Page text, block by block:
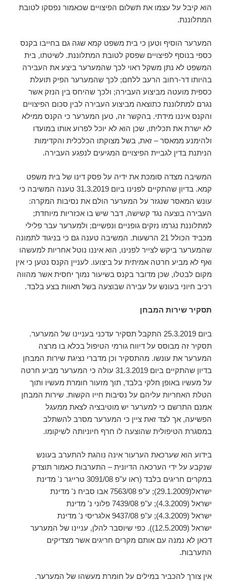
הוא קיבל על עצמו את תשלום הפיצויים שכאמור נפסקו לטובת
המתלוננת.
המערער הוסיף וטען כי בית משפט קמא שגה גם בחייבו בקנס
כספי בנוסף לפיצויים שפסק לטובת המתלוננת. לשיטתו, בית
המשפט לא נתן משקל ראוי לכך שהמערער ביצע את העבירה
בהיותו דר-רחוב הרעב ללחם; לכך שהמערער הפיק תועלת
כספית מועטה מביצוע העבירה; ולכך שהיחס בין הנזק אשר
נגרם למתלוננת כתוצאה מביצוע העבירה לבין סכום הפיצויים
והקנס איננו מידתי. בהקשר זה, טען המערער כי הקנס ממילא
לא ישרת את תכליתו, שכן הוא לא יוכל לפרוע אותו במועדו
ולהימנע ממאסר – זאת, בשל מצוקתו הכלכלית והקדימות
הניתנת בדין לגביית הפיצויים המגיעים לנפגע העבירה.
המשיבה מצדה סומכת את ידיה על פסק דינו של בית משפט
קמא. בדיון שהתקיים לפנינו ביום 31.3.2019 טענה המשיבה כי
עונש המאסר שנגזר על המערער הולם את נסיבות המקרה:
העבירה בוצעה נגד קשישה, דבר שיש בו אכזריות מיוחדת;
למתלוננת נגרמו נזקים גופניים ונפשיים; ולמערער עבר פלילי
מכביד הכולל 21 הרשעות. המשיבה טענה גם כי בניגוד לתמונה
שהמערער ביקש לצייר לפנינו, הוא איננו נוטל אחריות למעשהו
ואף לא מביע חרטה אמיתית על ביצועו. לעניין הקנס נטען כי אין
מקום לבטלו, שכן מדובר בקנס בשיעור נמוך יחסית אשר מהווה
רכיב חיוני בעונש על עבירה שבוצעה בשל תאוות בצע בלבד.
תסקיר שירות המבחן
ביום 25.3.2019 התקבל תסקיר עדכני בעניינו של המערער.
תסקיר זה מבוסס על דיווח גורמי הטיפול בכלא בו מרצה
המערער את עונשו. מהתסקיר וכן מדברי נציגת שירות המבחן
בדיון שהתקיים ביום 31.3.2019 עולה כי המערער מביע חרטה
על מעשיו באופן חלקי בלבד, תוך מזעור חומרת מעשיו ותוך
הטלת האחריות עליהם על נסיבות חייו הקשות. שירות המבחן
אמנם התרשם כי למערער יש מוטיבציה לצאת ממעגל
הפשיעה, אך לצד זאת ציין כי המערער מסרב להשתלב
במסגרת הטיפולית שהוצעה לו חרף חיוניותה לשיקומו.
בידוע הוא שערכאת הערעור אינה נוהגת להתערב בעונש
שנקבע על ידי הערכאה הדיונית – התערבות כאמור תוצדק
במקרים חריגים בלבד (ראו ע"פ 3091/08 טרייגר נ' מדינת
ישראל(29.1.2009); ע"פ 7563/08 אבו סביח נ' מדינת
ישראל (4.3.2009); ע"פ 7439/08 פלוני נ' מדינת
ישראל (4.3.2009); ע"פ 9437/08 אלגריסי נ' מדינת
ישראל (12.5.2009)). כפי שיוסבר להלן, עניינו של המערער
דכאן לא נמנה עם אותם מקרים חריגים אשר מצדיקים
התערבות.
אין צורך להכביר במילים על חומרת מעשהו של המערער.